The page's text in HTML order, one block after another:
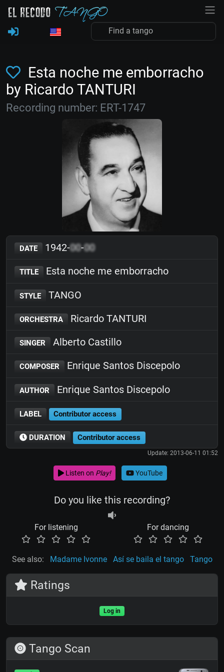
Esta noche me emborracho
by Ricardo TANTURI
Recording number: ERT-1747
DATE 1942-00-00
TITLE Esta noche me emborracho
STYLE TANGO
ORCHESTRA Ricardo TANTURI
SINGER Alberto Castillo
COMPOSER Enrique Santos Discepolo
AUTHOR Enrique Santos Discepolo
LABEL Contributor access
DURATION Contributor access
Update: 2013-06-11 01:52
Listen on Play! YouTube
Do you like this recording?
For listening For dancing
See also: Madame Ivonne Así se baila el tango Tango
Ratings
Log in
Tango Scan